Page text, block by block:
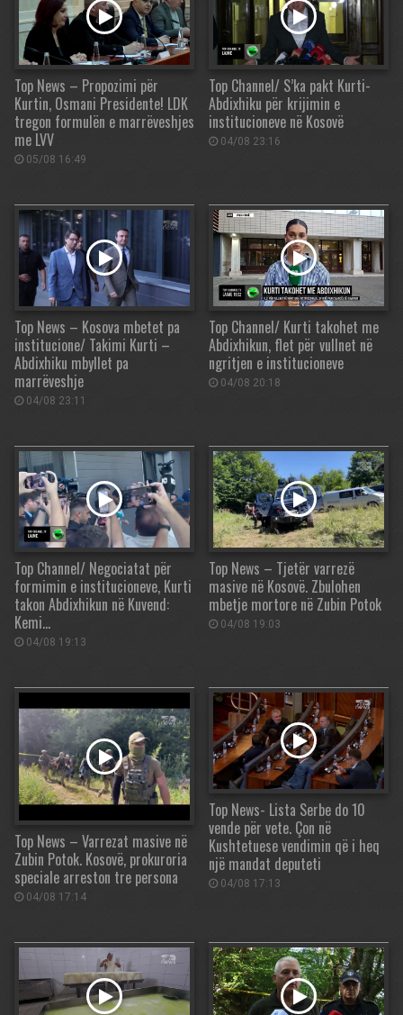
Top News – Propozimi për
Kurtin, Osmani Presidente! LDK
tregon formulën e marrëveshjes
me LVV
05/08 16:49
Top Channel/ S’ka pakt Kurti-
Abdixhiku për krijimin e
institucioneve në Kosovë
04/08 23:16
Top News – Kosova mbetet pa
institucione/ Takimi Kurti –
Abdixhiku mbyllet pa
marrëveshje
04/08 23:11
Top Channel/ Kurti takohet me
Abdixhikun, flet për vullnet në
ngritjen e institucioneve
04/08 20:18
Top Channel/ Negociatat për
formimin e institucioneve, Kurti
takon Abdixhikun në Kuvend:
Kemi…
04/08 19:13
Top News – Tjetër varrezë
masive në Kosovë. Zbulohen
mbetje mortore në Zubin Potok
04/08 19:03
Top News – Varrezat masive në
Zubin Potok. Kosovë, prokuroria
speciale arreston tre persona
04/08 17:14
Top News- Lista Serbe do 10
vende për vete. Çon në
Kushtetuese vendimin që i heq
një mandat deputeti
04/08 17:13